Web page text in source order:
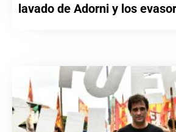
lavado de Adorni y los